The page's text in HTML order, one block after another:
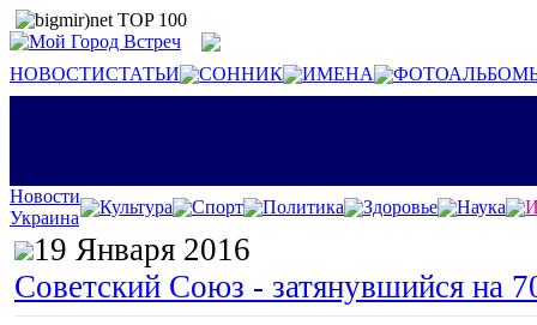
НОВОСТИСТАТЬИ СОННИК ИМЕНА
Новости
Украина
Культура Спорт Политика Здоровье Наука
19 Января 2016
Советский Союз - затянувшийся на